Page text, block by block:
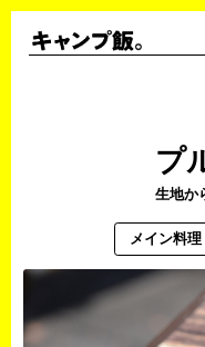
プ
生地か
メイン料理